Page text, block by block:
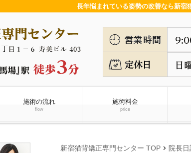
長年悩まれている姿勢の改善なら新宿
施術の流れ
flow
施術料金
price
新宿猫背矯正専門センター TOP chevron_right 院長